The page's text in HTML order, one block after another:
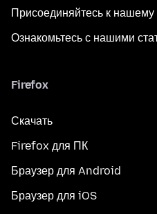
Присоединяйтесь к
Ознакомьтесь с нашими
Firefox
Скачать
Firefox для ПК
Браузер для Android
Браузер для iOS